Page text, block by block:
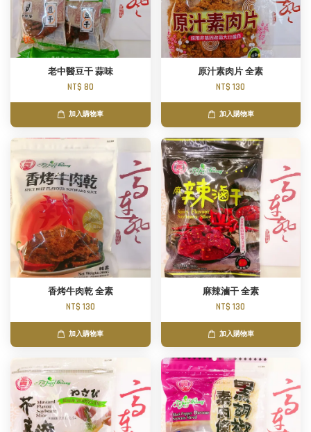
老中醫豆干 蒜味
NT$ 80
加入購物車
原汁素肉片 全素
NT$ 130
加入購物車
香烤牛肉乾 全素
NT$ 130
加入購物車
麻辣滷干 全素
NT$ 130
加入購物車